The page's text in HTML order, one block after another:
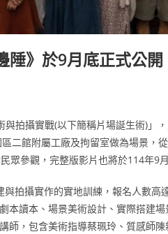
》於9月底正式公開
拍攝實戰(以下簡稱片場誕生術)」
二館附屬工廠及拘留室做為場景，
眾參觀，完整版影片也將於114年9
拍攝實作的實地訓練，報名人數
讀本、場景美術設計、實際搭建
，包含美術指導蔡珮玲、質感師